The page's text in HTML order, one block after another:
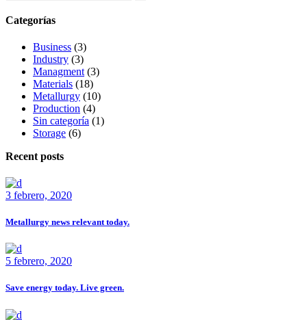
Categorías
Business (3)
Industry (3)
Managment (3)
Materials (18)
Metallurgy (10)
Production (4)
Sin categoría (1)
Storage (6)
Recent posts
3 febrero, 2020
Metallurgy news relevant today.
5 febrero, 2020
Save energy today. Live green.